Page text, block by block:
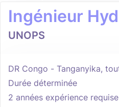
Ingénieur
UNOPS
DR Congo - Tanganyika,
Durée déterminée
2 années expérience requise